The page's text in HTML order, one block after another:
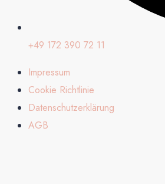
+49 172 390 72 11
Impressum
Cookie Richtlinie
Datenschutzerklärung
AGB